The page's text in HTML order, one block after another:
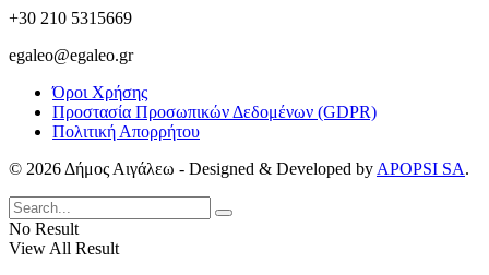
+30 210 5315669
egaleo@egaleo.gr
Όροι Χρήσης
Προστασία Προσωπικών Δεδομένων (GDPR)
Πολιτική Απορρήτου
© 2026 Δήμος Αιγάλεω - Designed & Developed by APOPSI SA.
No Result
View All Result